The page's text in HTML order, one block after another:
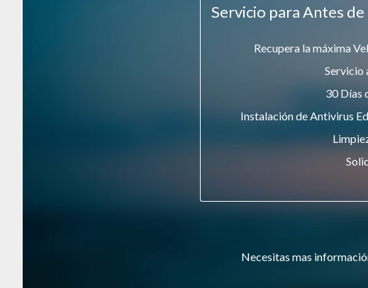
Servicio para Antes
Recupera la máxima
Servicio
30 Días
Instalación de Antivirus
Necesitas mas